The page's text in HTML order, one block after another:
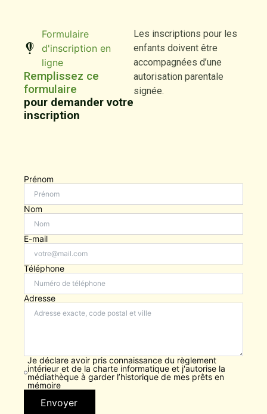
Formulaire
d'inscription en
ligne
Remplissez ce
formulaire
pour demander votre
inscription
Les inscriptions pour les
enfants doivent être
accompagnées d’une
autorisation parentale
signée.
Prénom
Nom
E-mail
Téléphone
Adresse
Je déclare avoir pris connaissance du règlement
intérieur et de la charte informatique et j'autorise la
médiathèque à garder l’historique de mes prêts en
mémoire
Envoyer